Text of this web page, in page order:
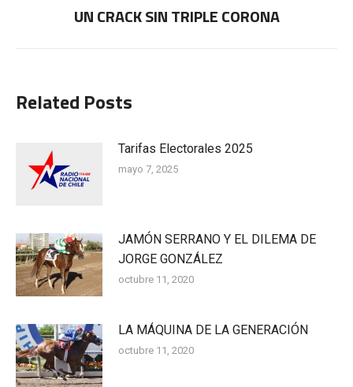
Publicación
UN CRACK SIN TRIPLE CORONA
Related Posts
Tarifas Electorales 2025
mayo 7, 2025
JAMÓN SERRANO Y EL DILEMA DE
JORGE GONZÁLEZ
octubre 11, 2020
LA MÁQUINA DE LA GENERACIÓN
octubre 11, 2020